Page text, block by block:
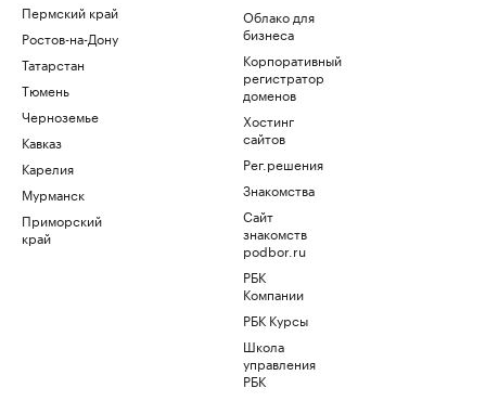
Пермский край
Ростов-на-Дону
Татарстан
Тюмень
Черноземье
Кавказ
Карелия
Мурманск
Приморский
край
Облако для
бизнеса
Корпоративный
регистратор
доменов
Хостинг
сайтов
Рег.решения
Знакомства
Сайт
знакомств
podbor.ru
РБК
Компании
РБК Курсы
Школа
управления
РБК